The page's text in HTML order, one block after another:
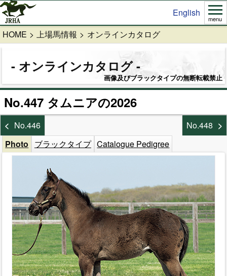
English
menu
HOME 上場馬情報 オンラインカタログ
オンラインカタログ
画像及びブラックタイプの無断転載禁止
No.447 タムニアの2026
No.446
No.448
Photo
ブラックタイプ Catalogue Pedigree